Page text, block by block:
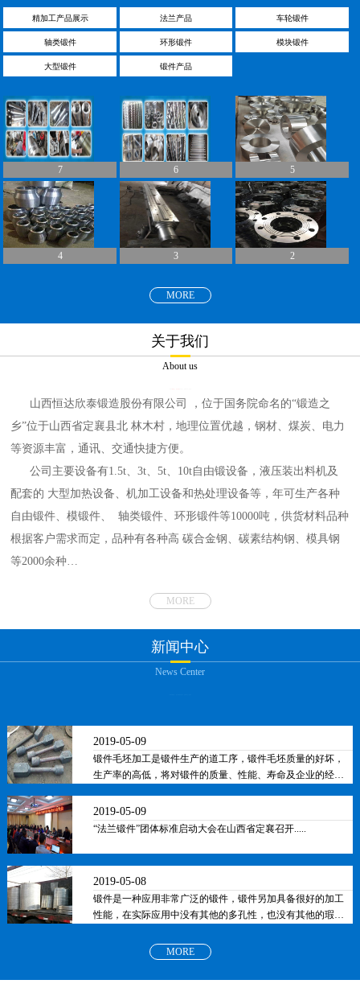
精加工产品展示 法兰产品 车轮锻件
轴类锻件 环形锻件 模块锻件
大型锻件 锻件产品
7 6 5
4 3 2
MORE
关于我们
About us
山西恒达欣泰锻造股份有限公司
，位于国务院命名的“锻造之
乡”位于山西省定襄县北 林木村，地理位置优越，钢材、煤炭、电力
等资源丰富，通讯、交通快捷方便。
公司主要设备有1.5t、3t、5t、10t自由锻设备，液压装出料机及
配套的 大型加热设备、机加工设备和热处理设备等，年可生产各种
自由锻件、模锻件、 轴类锻件、环形锻件等10000吨，供货材料品种
根据客户需求而定，品种有各种高 碳合金钢、碳素结构钢、模具钢
等2000余种…
MORE
新闻中心
News Center
2019-05-09
锻件毛坯加工是锻件生产的道工序，锻件毛坯质量的好坏，
生产率的高低，将对锻件的质量、性能、寿命及企业的经济
2019-05-09
“法兰锻件”团体标准启动大会在山西省定襄召开.....
2019-05-08
锻件是一种应用非常广泛的锻件，锻件另加具备很好的加工
性能，在实际应用中没有其他的多孔性，也没有其他的瑕
行锻造变形而得到的工件或毛坯.....
MORE